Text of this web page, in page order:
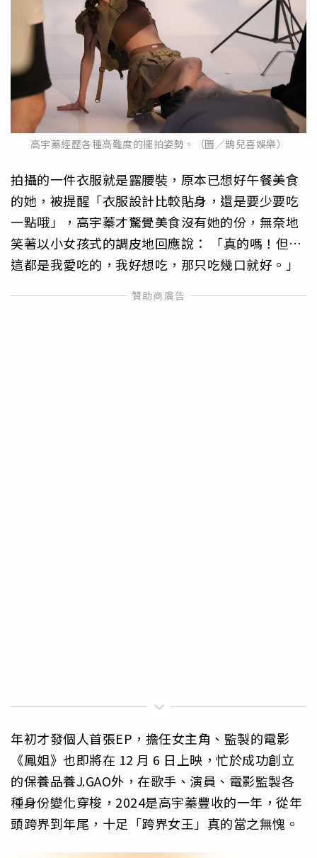
高宇蓁經歷各種高難度的擺拍姿勢。（圖／鵲兒喜娛樂）
拍攝的一件衣服就是露腰裝，原本已想好午餐美食
的她，被提醒「衣服設計比較貼身，還是要少要吃
一點哦」，高宇蓁才驚覺美食沒有她的份，無奈地
笑著以小女孩式的調皮地回應說： 「真的嗎！但…
這都是我愛吃的，我好想吃，那只吃幾口就好。」
年初才發個人首張EP，擔任女主角、監製的電影
《鳳姐》也即將在 12 月 6 日上映，忙於成功創立
的保養品養J.GAO外，在歌手、演員、電影監製各
種身份變化穿梭，2024是高宇蓁豐收的一年，從年
頭跨界到年尾，十足「跨界女王」真的當之無愧。